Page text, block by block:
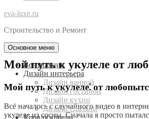
eva-luxe.ru
Строительство и Ремонт
Основное меню
Вентиляция
Дизайн интерьера
Дизайн ванной
Дизайн гостиной
Дизайн кухни
Дизайн спальни
Кровля крыши
Мой путь к укулеле от
Мой путь к укулеле⁚ от
Всё началось с случайного видео в
укулеле из сосны. Сначала я просто